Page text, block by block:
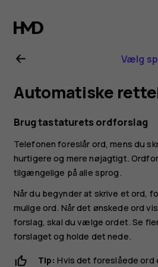
til
Nokia
G21
Vælg
Automatiske
Brug tastaturets ordforslag
Telefonen foreslår ord, mens du
hurtigere og mere nøjagtigt.
tilgængelige på alle sprog.
Når du begynder at skrive et ord,
mulige ord. Når det ønskede ord
forslag, skal du vælge ordet. Se
forslaget og holde det nede.
Tip: Hvis det foreslåede ord